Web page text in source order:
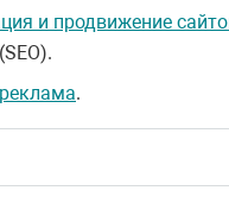
и продвижение
.